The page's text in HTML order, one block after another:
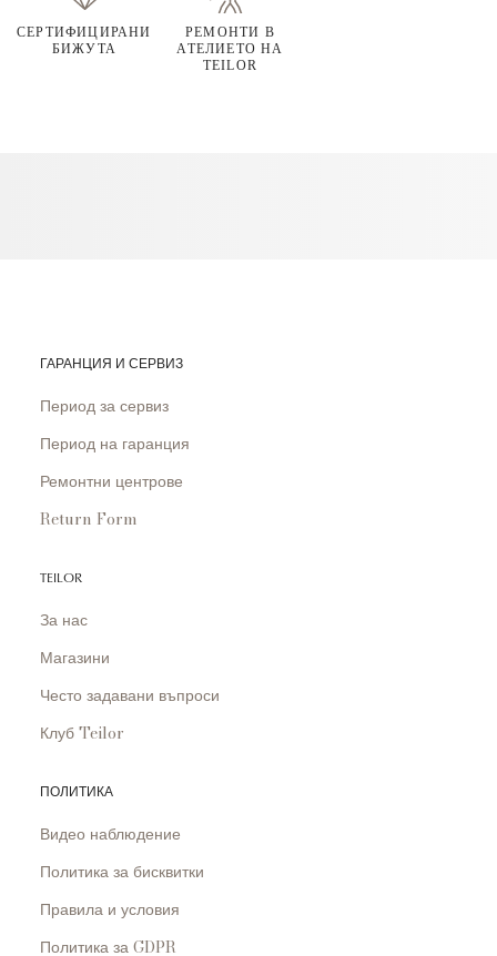
СЕРТИФИЦИРАНИ
БИЖУТА
РЕМОНТИ В
АТЕЛИЕТО НА
TEILOR
ГАРАНЦИЯ И СЕРВИЗ
Период за сервиз
Период на гаранция
Ремонтни центрове
Return Form
TEILOR
За нас
Магазини
Често задавани въпроси
Клуб Teilor
ПОЛИТИКА
Видео наблюдение
Политика за бисквитки
Правила и условия
Политика за GDPR